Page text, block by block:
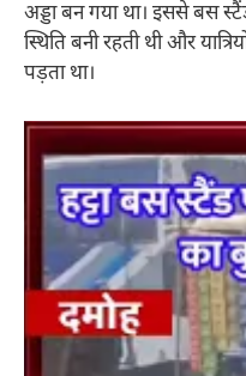
अड्डा बन गया था। इससे बस
स्थिति बनी रहती थी और
पड़ता था।